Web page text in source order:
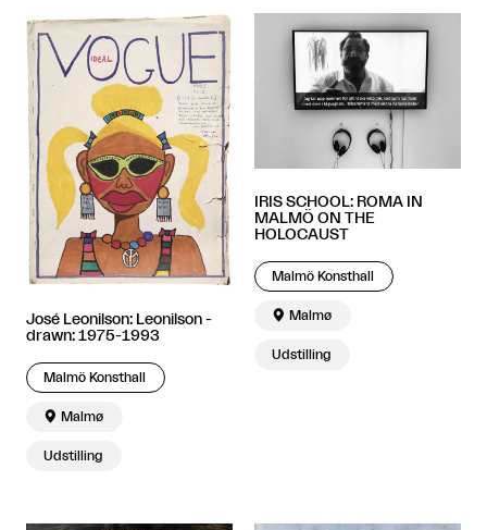
José Leonilson: Leonilson -
drawn: 1975-1993
Malmö Konsthall
 Malmø
Udstilling
IRIS SCHOOL: ROMA IN
MALMÖ ON THE
HOLOCAUST
Malmö Konsthall
 Malmø
Udstilling